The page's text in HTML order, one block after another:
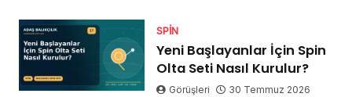
SPIN
Yeni Başlayanlar İçin Spin
Olta Seti Nasıl Kurulur?
Görüşleri 30 Temmuz 2026